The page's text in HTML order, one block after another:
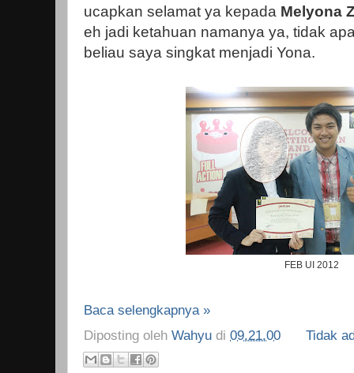
ucapkan selamat ya kepada Melyona
eh jadi ketahuan namanya ya, tidak
beliau saya singkat menjadi Yona.
FEB UI 2012
Baca selengkapnya »
Diposting oleh Wahyu di 09.21.00 Tidak